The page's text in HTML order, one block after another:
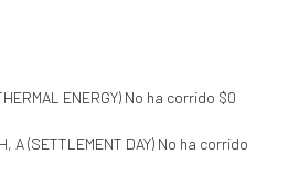
ENERGY) No ha corrido $0
A (SETTLEMENT DAY) No ha corrido